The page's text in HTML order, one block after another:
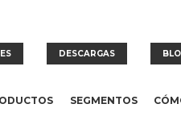
DESCARGAS
SEGMENTOS